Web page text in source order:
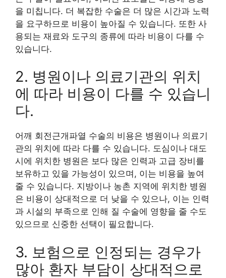
을 미칩니다. 더 복잡한 수술은 더 많은 시간과 노력
을 요구하므로 비용이 높아질 수 있습니다. 또한 사
용되는 재료와 도구의 종류에 따라 비용이 다를 수
있습니다.
2. 병원이나 의료기관의 위치
에 따라 비용이 다를 수 있습니
다.
어깨 회전근개파열 수술의 비용은 병원이나 의료기
관의 위치에 따라 다를 수 있습니다. 도심이나 대도
시에 위치한 병원은 보다 많은 인력과 고급 장비를
보유하고 있을 가능성이 있으며, 이는 비용을 높여
줄 수 있습니다. 지방이나 농촌 지역에 위치한 병원
은 비용이 상대적으로 더 낮을 수 있으나, 이는 인력
과 시설의 부족으로 인해 질 수술에 영향을 줄 수도
있으므로 신중한 선택이 필요합니다.
3. 보험으로 인정되는 경우가
많아 환자 부담이 상대적으로